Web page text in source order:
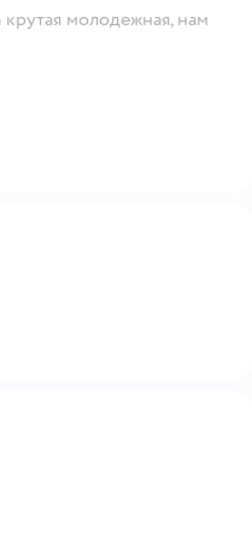
молодежная, нам